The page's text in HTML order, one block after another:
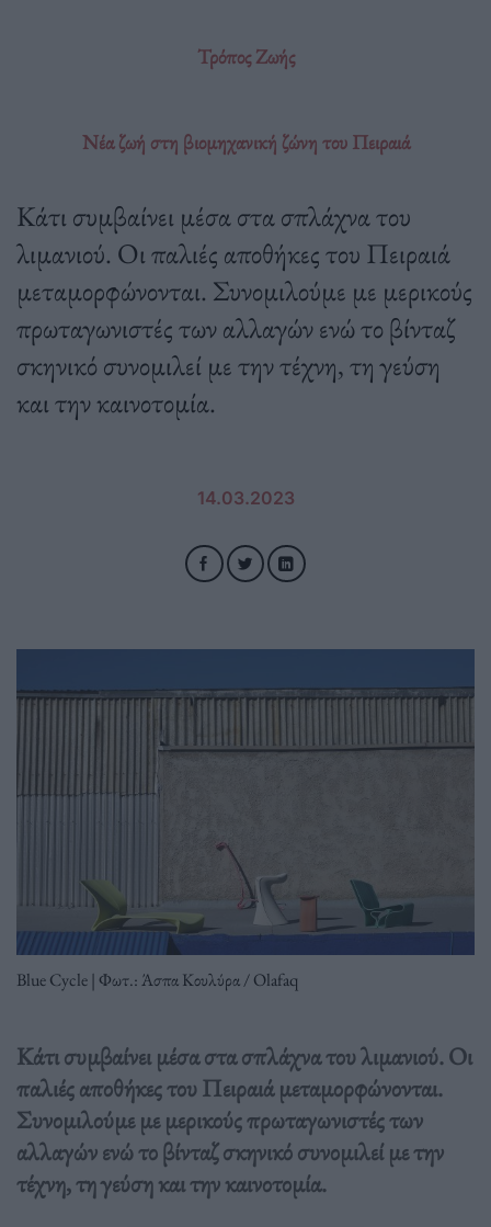
Τρόπος Ζωής
Νέα ζωή στη βιομηχανική ζώνη του Πειραιά
Κάτι συμβαίνει μέσα στα σπλάχνα του
λιμανιού. Οι παλιές αποθήκες του Πειραιά
μεταμορφώνονται. Συνομιλούμε με μερικούς
πρωταγωνιστές των αλλαγών ενώ το βίνταζ
σκηνικό συνομιλεί με την τέχνη, τη γεύση
και την καινοτομία.
14.03.2023
Blue Cycle | Φωτ.: Άσπα Κουλύρα / Olafaq
Κάτι συμβαίνει μέσα στα σπλάχνα του λιμανιού. Οι
παλιές αποθήκες του Πειραιά μεταμορφώνονται.
Συνομιλούμε με μερικούς πρωταγωνιστές των
αλλαγών ενώ το βίνταζ σκηνικό συνομιλεί με την
τέχνη, τη γεύση και την καινοτομία.